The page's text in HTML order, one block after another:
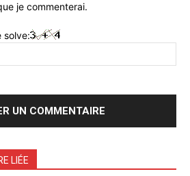
je commenterai.
solve:
LIÉE